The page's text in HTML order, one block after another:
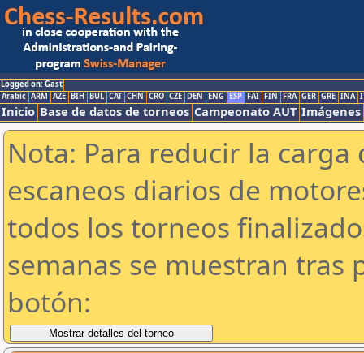
Logged on: Gast
Arabic ARM AZE BIH BUL CAT CHN CRO CZE DEN ENG ESP FAI FIN FRA GER GRE INA
Inicio Base de datos de torneos Campeonato AUT Imágenes
Nota: Para reducir la
escaneos diarios de
todos los torneos
semanas se muestran tras
botón: